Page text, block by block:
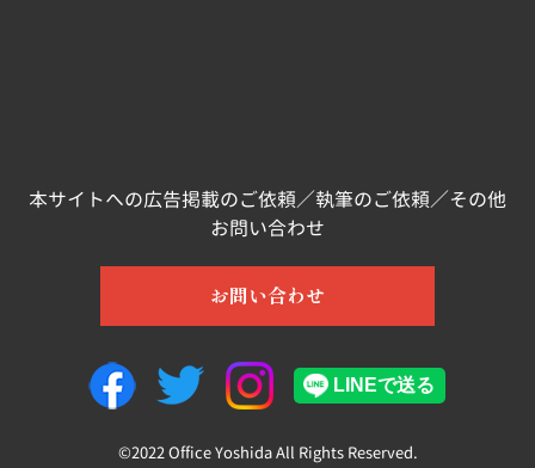
本サイトへの広告掲載のご依頼／執筆のご依頼／その他
お問い合わせ
お問い合わせ
©2022 Office Yoshida All Rights Reserved.